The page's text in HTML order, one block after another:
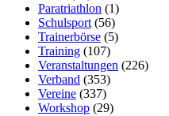
Paratriathlon (1)
Schulsport (56)
Trainerbörse (5)
Training (107)
Veranstaltungen (226)
Verband (353)
Vereine (337)
Workshop (29)